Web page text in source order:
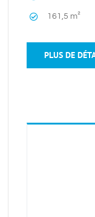
161,5 m²
PLUS DE